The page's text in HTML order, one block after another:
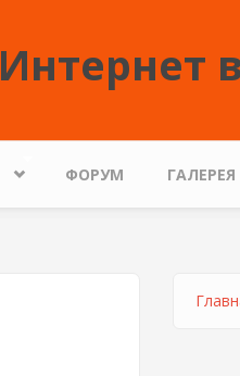
Интернет
ФОРУМ ГАЛЕРЕЯ